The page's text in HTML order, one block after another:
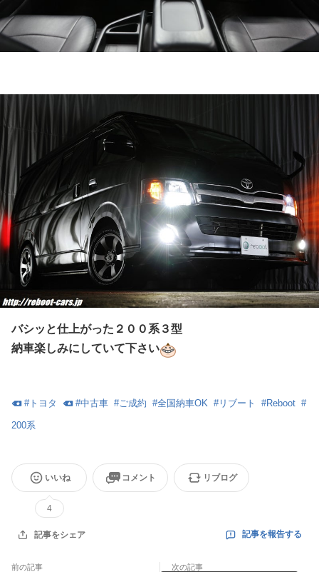
バシッと仕上がった２００系３型
納車楽しみにしていて下さい
#トヨタ #中古車 #ご成約 #全国納車OK #リブート #Reboot #
200系
いいね
4
コメント リブログ
記事をシェア 記事を報告する
前の記事 次の記事